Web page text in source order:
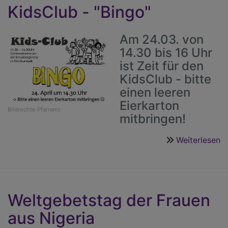
KidsClub - "Bingo"
Bildrechte Pfarramt
Am 24.03. von
14.30 bis 16 Uhr
ist Zeit für den
KidsClub - bitte
einen leeren
Eierkarton
mitbringen!
Weiterlesen
Weltgebetstag der Frauen
aus Nigeria